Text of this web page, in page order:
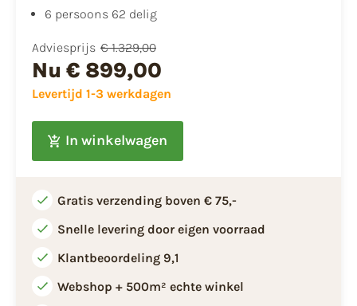
6 persoons 62 delig
Adviesprijs € 1.329,00
Nu € 899,00
Levertijd 1-3 werkdagen
In winkelwagen
Gratis verzending boven € 75,-
Snelle levering door eigen voorraad
Klantbeoordeling 9,1
Webshop + 500m² echte winkel